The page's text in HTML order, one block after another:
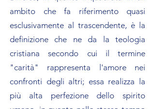
ambito che fa riferimento quasi
esclusivamente al trascendente, è la
definizione che ne da la teologia
cristiana secondo cui il termine
"carità" rappresenta l'amore nei
confronti degli altri; essa realizza la
più alta perfezione dello spirito